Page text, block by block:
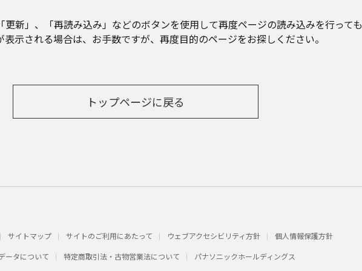
更新」、「再読み込み」などのボタンを使用して再度ページの読み込みを行っても
表示される場合は、お手数ですが、再度目的のページをお探しください。
トップページに戻る
サイトマップ サイトのご利用にあたって ウェブアクセシビリティ方針
個人情報保護方針
ータについて
特定商取引法・古物営業法について パナソニックホールディングス